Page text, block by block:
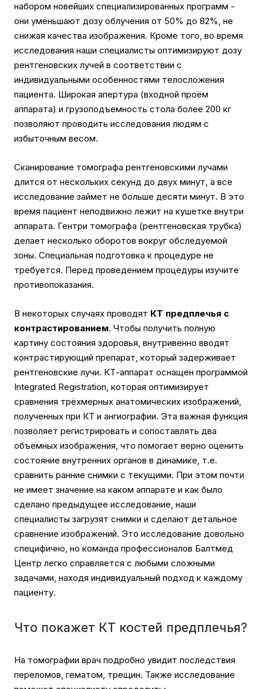
набором новейших специализированных программ -
они уменьшают дозу облучения от 50% до 82%, не
снижая качества изображения. Кроме того, во время
исследования наши специалисты оптимизируют дозу
рентгеновских лучей в соответствии с
индивидуальными особенностями телосложения
пациента. Широкая апертура (входной проём
аппарата) и грузоподъемность стола более 200 кг
позволяют проводить исследования людям с
избыточным весом.
Сканирование томографа рентгеновскими лучами
длится от нескольких секунд до двух минут, а все
исследование займет не больше десяти минут. В это
время пациент неподвижно лежит на кушетке внутри
аппарата. Гентри томографа (рентгеновская трубка)
делает несколько оборотов вокруг обследуемой
зоны. Специальная подготовка к процедуре не
требуется. Перед проведением процедуры изучите
противопоказания.
В некоторых случаях проводят КТ предплечья с
контрастированием. Чтобы получить полную
картину состояния здоровья, внутривенно вводят
контрастирующий препарат, который задерживает
рентгеновские лучи. КТ-аппарат оснащен программой
Integrated Registration, которая оптимизирует
сравнения трёхмерных анатомических изображений,
полученных при КТ и ангиографии. Эта важная функция
позволяет регистрировать и сопоставлять два
объёмных изображения, что помогает верно оценить
состояние внутренних органов в динамике, т.е.
сравнить ранние снимки с текущими. При этом почти
не имеет значение на каком аппарате и как было
сделано предыдущее исследование, наши
специалисты загрузят снимки и сделают детальное
сравнение изображений. Это исследование довольно
специфично, но команда профессионалов Балтмед
Центр легко справляется с любыми сложными
задачами, находя индивидуальный подход к каждому
пациенту.
Что покажет КТ костей предплечья?
На томографии врач подробно увидит последствия
переломов, гематом, трещин. Также исследование